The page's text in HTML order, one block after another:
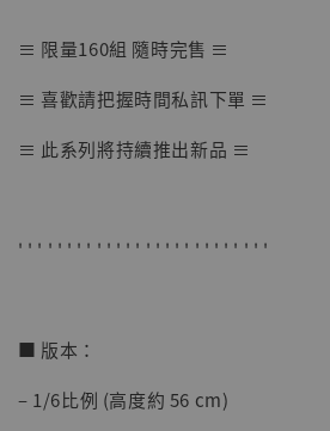
【店內現貨】七龍珠 系列蒐
NT$ 4,280
≡ 限量160組 隨時完售 ≡
≡ 喜歡請把握時間私訊下單 ≡
≡ 此系列將持續推出新品 ≡
' ' ' ' ' ' ' ' ' ' ' ' ' ' ' ' ' ' ' ' ' ' ' ' ' '
■ 版本：
– 1/6比例 (高度約 56 cm)